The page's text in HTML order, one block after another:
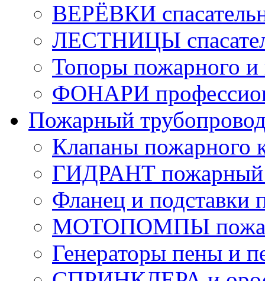
ВЕРЁВКИ
ЛЕСТНИЦЫ
Топоры пожарного и
ФОНАРИ
Пожарный
Клапаны пожарного
ГИДРАНТ пожарный
Фланец и подставки
МОТОПОМПЫ
Генераторы пены и